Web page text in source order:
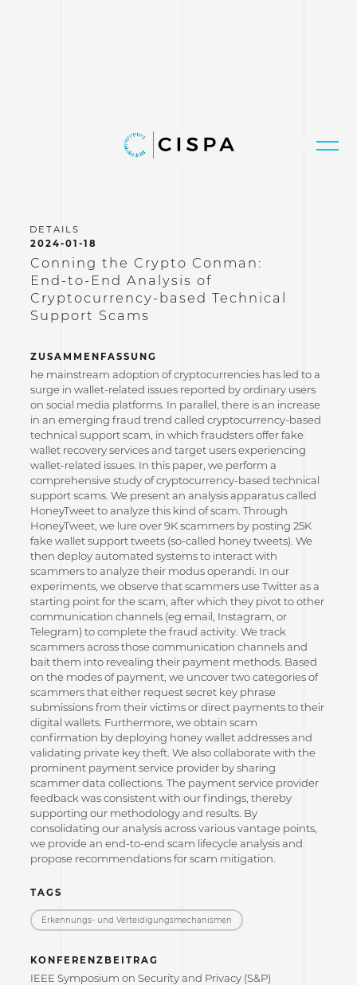
2024-01-18
Conning the Crypto Conman:
End-to-End Analysis of
Cryptocurrency-based Technical
Support Scams
ZUSAMMENFASSUNG
he mainstream adoption of cryptocurrencies has led to a
surge in wallet-related issues reported by ordinary users
on social media platforms. In parallel, there is an increase
in an emerging fraud trend called cryptocurrency-based
technical support scam, in which fraudsters offer fake
wallet recovery services and target users experiencing
wallet-related issues. In this paper, we perform a
comprehensive study of cryptocurrency-based technical
support scams. We present an analysis apparatus called
HoneyTweet to analyze this kind of scam. Through
HoneyTweet, we lure over 9K scammers by posting 25K
fake wallet support tweets (so-called honey tweets). We
then deploy automated systems to interact with
scammers to analyze their modus operandi. In our
experiments, we observe that scammers use Twitter as a
starting point for the scam, after which they pivot to other
communication channels (eg email, Instagram, or
Telegram) to complete the fraud activity. We track
scammers across those communication channels and
bait them into revealing their payment methods. Based
on the modes of payment, we uncover two categories of
scammers that either request secret key phrase
submissions from their victims or direct payments to their
digital wallets. Furthermore, we obtain scam
confirmation by deploying honey wallet addresses and
validating private key theft. We also collaborate with the
prominent payment service provider by sharing
scammer data collections. The payment service provider
feedback was consistent with our findings, thereby
supporting our methodology and results. By
consolidating our analysis across various vantage points,
we provide an end-to-end scam lifecycle analysis and
propose recommendations for scam mitigation.
TAGS
Erkennungs- und Verteidigungs­mechanismen
KONFERENZBEITRAG
IEEE Symposium on Security and Privacy (S&P)